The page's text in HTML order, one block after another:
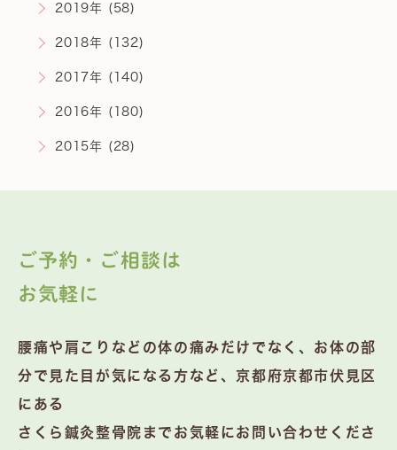
2019年 (58)
2018年 (132)
2017年 (140)
2016年 (180)
2015年 (28)
ご予約・ご相談は
お気軽に
腰痛や肩こりなどの体の痛みだけでなく、お体の部
分で見た目が気になる方など、京都府京都市伏見区
にある
さくら鍼灸整骨院までお気軽にお問い合わせくださ